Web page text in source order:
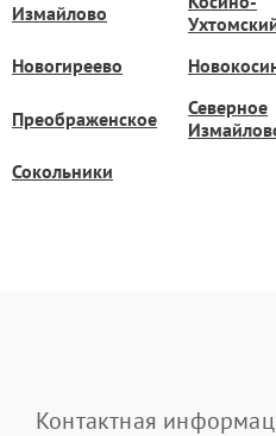
Измайлово
Новогиреево
Преображенское
Северное
Сокольники
Контактная